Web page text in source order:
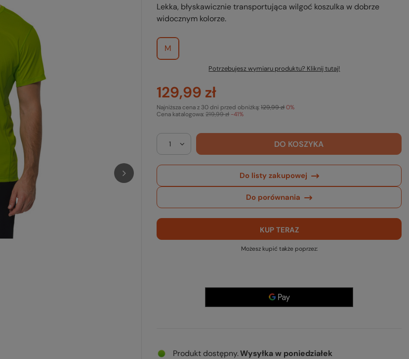
Lekka, błyskawicznie transportująca wilgoć koszulka w dobrze
widocznym kolorze.
M
Potrzebujesz wymiaru produktu? Kliknij tutaj!
129,99 zł
Cena katalogowa:219,99 zł -41%
Najniższa cena z 30 dni przed obniżką:129,99 zł0%
DO KOSZYKA
Do listy zakupowej
Do porównania
KUP TERAZ
Możesz kupić także poprzez:
Produkt dostępny Wysyłkaw poniedziałek